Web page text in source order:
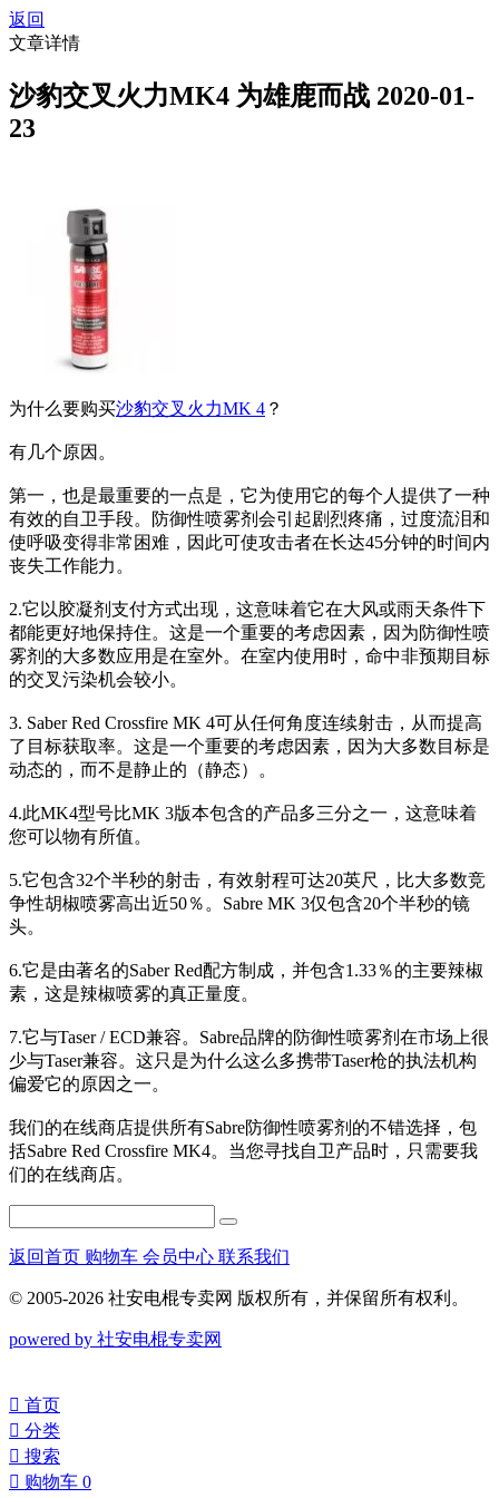
返回
文章详情
沙豹交叉火力MK4 为雄鹿而战 2020-01-
23
为什么要购买沙豹交叉火力MK 4 ？
有几个原因。
第一，也是最重要的一点是，它为使用它的每个人提供了一种
有效的自卫手段。防御性喷雾剂会引起剧烈疼痛，过度流泪和
使呼吸变得非常困难，因此可使攻击者在长达45分钟的时间内
丧失工作能力。
2.它以胶凝剂支付方式出现，这意味着它在大风或雨天条件下
都能更好地保持住。这是一个重要的考虑因素，因为防御性喷
雾剂的大多数应用是在室外。在室内使用时，命中非预期目标
的交叉污染机会较小。
3. Saber Red Crossfire MK 4可从任何角度连续射击，从而提高
了目标获取率。这是一个重要的考虑因素，因为大多数目标是
动态的，而不是静止的（静态）。
4.此MK4型号比MK 3版本包含的产品多三分之一，这意味着
您可以物有所值。
5.它包含32个半秒的射击，有效射程可达20英尺，比大多数竞
争性胡椒喷雾高出近50％。Sabre MK 3仅包含20个半秒的镜
头。
6.它是由著名的Saber Red配方制成，并包含1.33％的主要辣椒
素，这是辣椒喷雾的真正量度。
7.它与Taser / ECD兼容。Sabre品牌的防御性喷雾剂在市场上很
少与Taser兼容。这只是为什么这么多携带Taser枪的执法机构
偏爱它的原因之一。
我们的在线商店提供所有Sabre防御性喷雾剂的不错选择，包
括Sabre Red Crossfire MK4。当您寻找自卫产品时，只需要我
们的在线商店。
返回首页 购物车 会员中心 联系我们
© 2005-2026 社安电棍专卖网 版权所有，并保留所有权利。
powered by 社安电棍专卖网
󰀁 首页
󰀂 分类
󰀃 搜索
󰀄 购物车 0